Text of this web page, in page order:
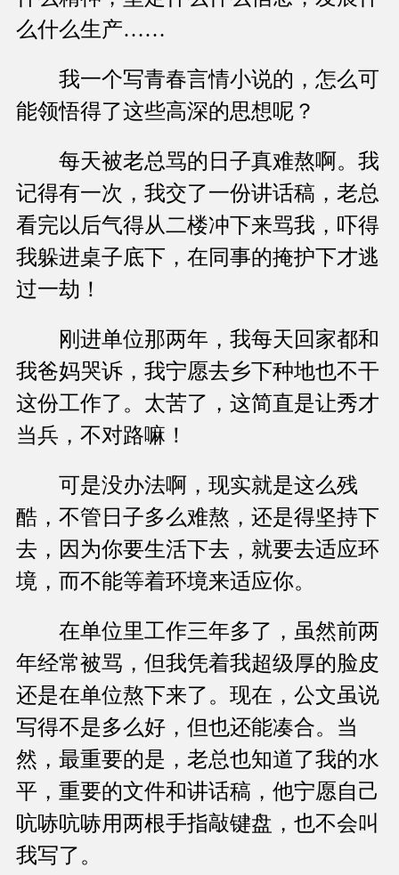
么什么生产……
我一个写青春言情小说的，怎么可
能领悟得了这些高深的思想呢？
每天被老总骂的日子真难熬啊。我
记得有一次，我交了一份讲话稿，老总
看完以后气得从二楼冲下来骂我，吓得
我躲进桌子底下，在同事的掩护下才逃
过一劫！
刚进单位那两年，我每天回家都和
我爸妈哭诉，我宁愿去乡下种地也不干
这份工作了。太苦了，这简直是让秀才
当兵，不对路嘛！
可是没办法啊，现实就是这么残
酷，不管日子多么难熬，还是得坚持下
去，因为你要生活下去，就要去适应环
境，而不能等着环境来适应你。
在单位里工作三年多了，虽然前两
年经常被骂，但我凭着我超级厚的脸皮
还是在单位熬下来了。现在，公文虽说
写得不是多么好，但也还能凑合。当
然，最重要的是，老总也知道了我的水
平，重要的文件和讲话稿，他宁愿自己
吭哧吭哧用两根手指敲键盘，也不会叫
我写了。